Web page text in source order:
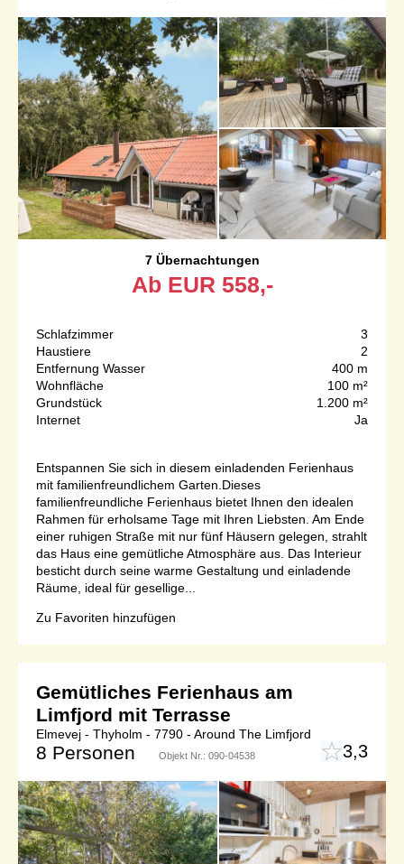
7 Übernachtungen
Ab EUR 558,-
Schlafzimmer
3
Haustiere
2
Entfernung Wasser
400 m
Wohnfläche
100 m²
Grundstück
1.200 m²
Internet
Ja
Entspannen Sie sich in diesem einladenden Ferienhaus
mit familienfreundlichem Garten.Dieses
familienfreundliche Ferienhaus bietet Ihnen den idealen
Rahmen für erholsame Tage mit Ihren Liebsten. Am Ende
einer ruhigen Straße mit nur fünf Häusern gelegen, strahlt
das Haus eine gemütliche Atmosphäre aus. Das Interieur
besticht durch seine warme Gestaltung und einladende
Räume, ideal für gesellige...
Zu Favoriten hinzufügen
Gemütliches Ferienhaus am
Limfjord mit Terrasse
Elmevej - Thyholm - 7790 - Around The Limfjord
8 Personen Objekt Nr.: 090-04538 3,3